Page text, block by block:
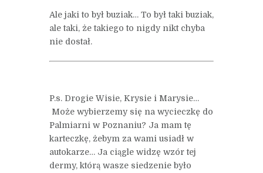
Ale jaki to był buziak… To był taki buziak,
ale taki, że takiego to nigdy nikt chyba
nie dostał.
P.s. Drogie Wisie, Krysie i Marysie…
Może wybierzemy się na wycieczkę do
Palmiarni w Poznaniu? Ja mam tę
karteczkę, żebym za wami usiadł w
autokarze… Ja ciągle widzę wzór tej
dermy, którą wasze siedzenie było